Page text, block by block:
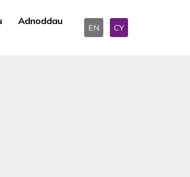
Adnoddau
EN CY